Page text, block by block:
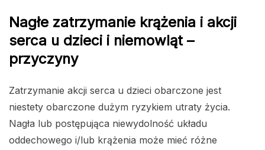
Nagłe zatrzymanie krążenia i akcji
serca u dzieci i niemowląt –
przyczyny
Zatrzymanie akcji serca u dzieci obarczone jest
niestety obarczone dużym ryzykiem utraty życia.
Nagła lub postępująca niewydolność układu
oddechowego i/lub krążenia może mieć różne